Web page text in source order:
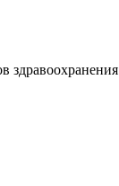
здравоохранения